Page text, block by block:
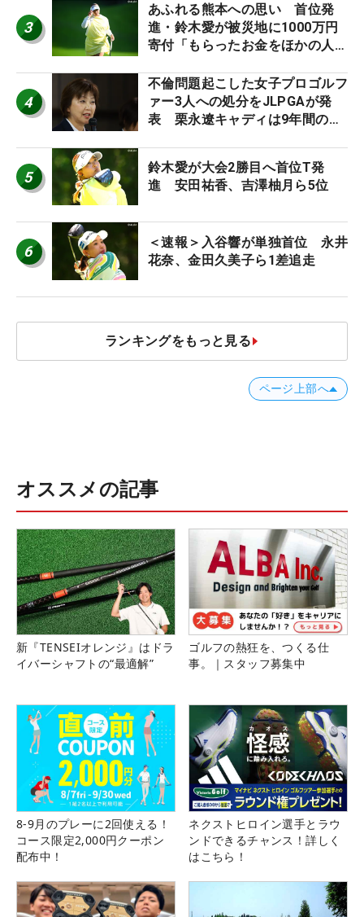
3
あふれる熊本への思い 首位発
進・鈴木愛が被災地に1000万円
寄付「もらったお金をほかの人
4
不倫問題起こした女子プロゴルフ
ァー3人への処分をJLPGAが発
表 栗永遼キャディは9年間の立
5
鈴木愛が大会2勝目へ首位T発
進 安田祐香、吉澤柚月ら5位
6
＜速報＞入谷響が単独首位 永井
花奈、金田久美子ら1差追走
ランキングをもっと見る
ページ上部へ
オススメの記事
新『TENSEIオレンジ』はドラ
イバーシャフトの“最適解”
ゴルフの熱狂を、つくる仕
事。｜スタッフ募集中
8-9月のプレーに2回使える！
コース限定2,000円クーポン
配布中！
ネクストヒロイン選手とラウ
ンドできるチャンス！詳しく
はこちら！